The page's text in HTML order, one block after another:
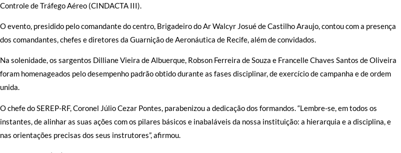
Controle de Tráfego Aéreo (CINDACTA III).
O evento, presidido pelo comandante do centro, Brigadeiro do Ar Walcyr Josué de Castilho Araujo, contou com a presença
dos comandantes, chefes e diretores da Guarnição de Aeronáutica de Recife, além de convidados.
Na solenidade, os sargentos Dilliane Vieira de Albuerque, Robson Ferreira de Souza e Francelle Chaves Santos de Oliveira
foram homenageados pelo desempenho padrão obtido durante as fases disciplinar, de exercício de campanha e de ordem
unida.
O chefe do SEREP-RF, Coronel Júlio Cezar Pontes, parabenizou a dedicação dos formandos. “Lembre-se, em todos os
instantes, de alinhar as suas ações com os pilares básicos e inabaláveis da nossa instituição: a hierarquia e a disciplina, e
nas orientações precisas dos seus instrutores”, afirmou.